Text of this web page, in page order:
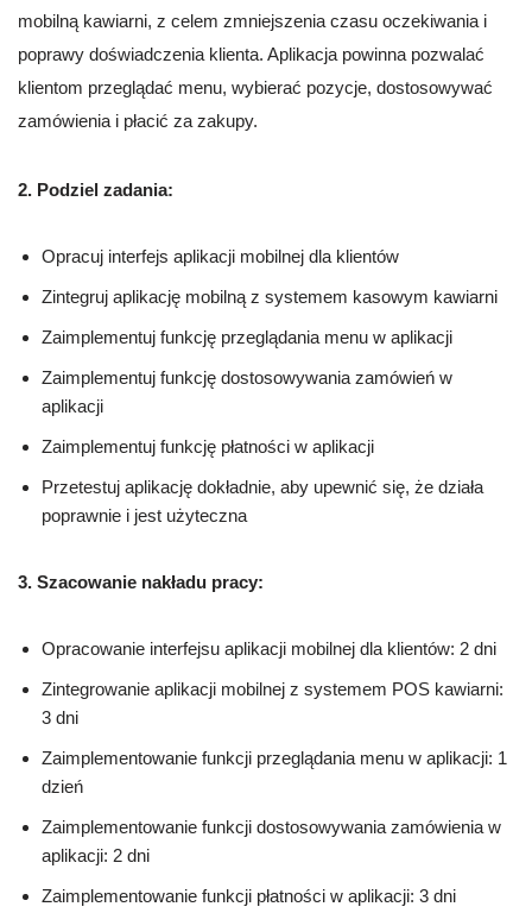
mobilną kawiarni, z celem zmniejszenia czasu oczekiwania i
poprawy doświadczenia klienta. Aplikacja powinna pozwalać
klientom przeglądać menu, wybierać pozycje, dostosowywać
zamówienia i płacić za zakupy.
2. Podziel zadania:
Opracuj interfejs aplikacji mobilnej dla klientów
Zintegruj aplikację mobilną z systemem kasowym kawiarni
Zaimplementuj funkcję przeglądania menu w aplikacji
Zaimplementuj funkcję dostosowywania zamówień w
aplikacji
Zaimplementuj funkcję płatności w aplikacji
Przetestuj aplikację dokładnie, aby upewnić się, że działa
poprawnie i jest użyteczna
3. Szacowanie nakładu pracy:
Opracowanie interfejsu aplikacji mobilnej dla klientów: 2 dni
Zintegrowanie aplikacji mobilnej z systemem POS kawiarni:
3 dni
Zaimplementowanie funkcji przeglądania menu w aplikacji: 1
dzień
Zaimplementowanie funkcji dostosowywania zamówienia w
aplikacji: 2 dni
Zaimplementowanie funkcji płatności w aplikacji: 3 dni